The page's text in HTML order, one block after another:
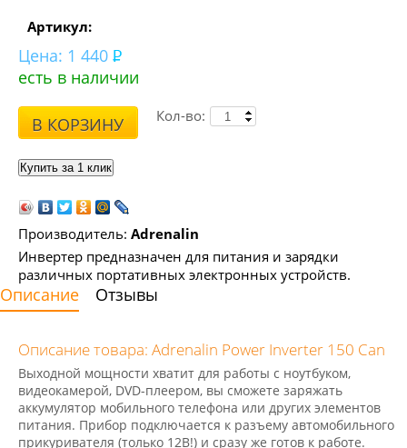
Артикул:
Цена: 1 440
есть в наличии
В КОРЗИНУ Кол-во:
Производитель: Adrenalin
Инвертер предназначен для питания и зарядки
различных портативных электронных устройств.
Описание Отзывы
Описание товара: Adrenalin Power Inverter 150 Can
Выходной мощности хватит для работы с ноутбуком,
видеокамерой, DVD-плеером, вы сможете заряжать
аккумулятор мобильного телефона или других элементов
питания. Прибор подключается к разъему автомобильного
прикуривателя (только 12В!) и сразу же готов к работе.